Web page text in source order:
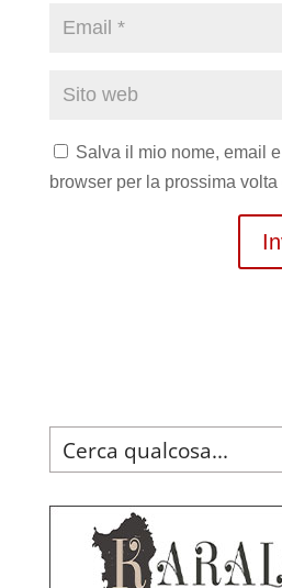
Salva il mio nome, email
browser per la prossima